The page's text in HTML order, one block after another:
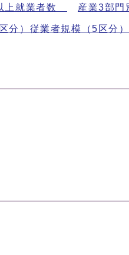
上就業者数 産業3部門
分）従業者規模（5区分